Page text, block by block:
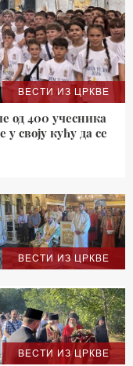
ВЕСТИ ИЗ ЦРКВЕ
од 400 учесника
своју кућу да се
ВЕСТИ ИЗ ЦРКВЕ
ВЕСТИ ИЗ ЦРКВЕ